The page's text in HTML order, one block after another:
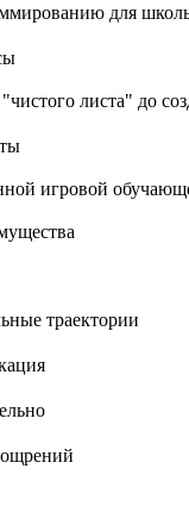
для
листа" до
игровой
траектории